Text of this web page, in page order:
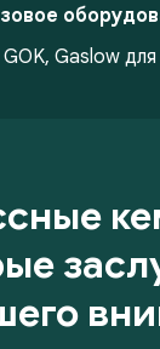
Gaslow